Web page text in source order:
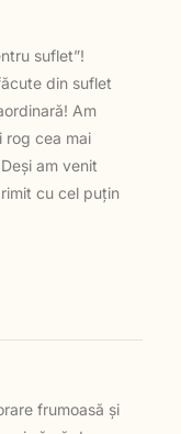
suflet”!
din suflet
Am
rog cea mai
am venit
cu cel puțin
frumoasă și